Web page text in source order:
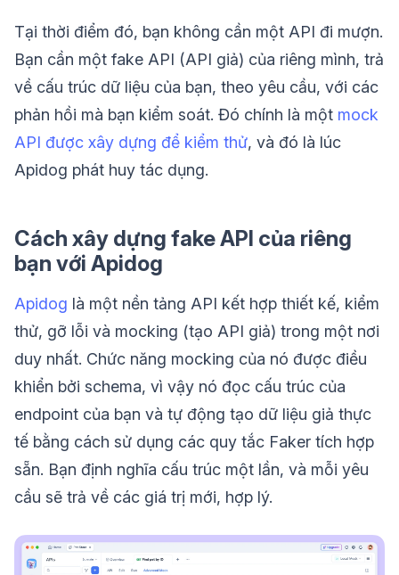
Tại thời điểm đó, bạn không cần một API đi mượn.
Bạn cần một fake API (API giả) của riêng mình, trả
về cấu trúc dữ liệu của bạn, theo yêu cầu, với các
phản hồi mà bạn kiểm soát. Đó chính là một mock
API được xây dựng để kiểm thử, và đó là lúc
Apidog phát huy tác dụng.
Cách xây dựng fake API của riêng
bạn với Apidog
Apidog là một nền tảng API kết hợp thiết kế, kiểm
thử, gỡ lỗi và mocking (tạo API giả) trong một nơi
duy nhất. Chức năng mocking của nó được điều
khiển bởi schema, vì vậy nó đọc cấu trúc của
endpoint của bạn và tự động tạo dữ liệu giả thực
tế bằng cách sử dụng các quy tắc Faker tích hợp
sẵn. Bạn định nghĩa cấu trúc một lần, và mỗi yêu
cầu sẽ trả về các giá trị mới, hợp lý.